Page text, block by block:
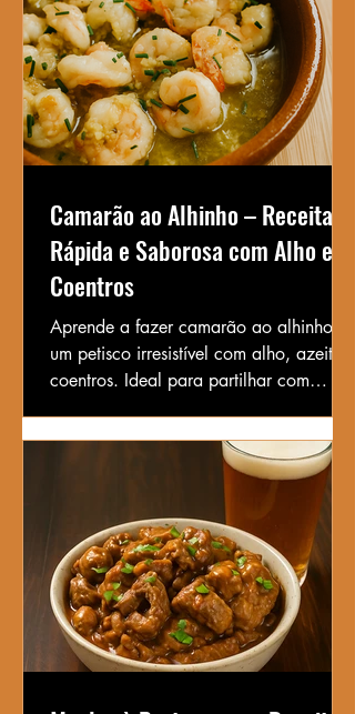
Camarão ao Alhinho – Receita
Rápida e Saborosa com Alho e
Coentros
Aprende a fazer camarão ao alhinho,
um petisco irresistível com alho, azeite e
coentros. Ideal para partilhar com